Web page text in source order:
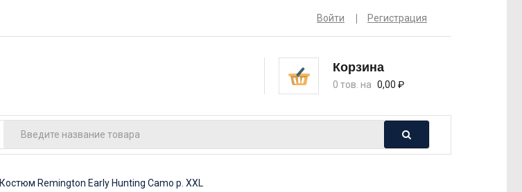
Войти Регистрация
Корзина
0 тов. на 0,00 ₽
Костюм Remington Early Hunting Camo р. XXL